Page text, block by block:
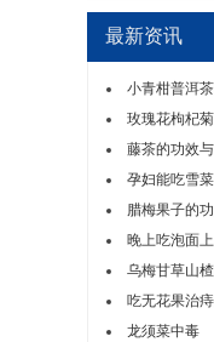
最新资讯
小青柑普洱
玫瑰花枸杞
藤茶的功效
孕妇能吃雪
腊梅果子的
晚上吃泡面
乌梅甘草山
吃无花果治
龙须菜中毒